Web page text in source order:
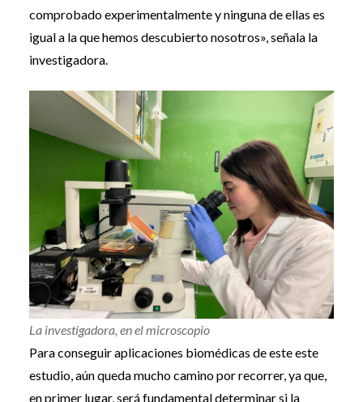
comprobado experimentalmente y ninguna de ellas es
igual a la que hemos descubierto nosotros», señala la
investigadora.
La investigadora, en el microscopio
Para conseguir aplicaciones biomédicas de este este
estudio, aún queda mucho camino por recorrer, ya que,
en primer lugar, será fundamental determinar si la